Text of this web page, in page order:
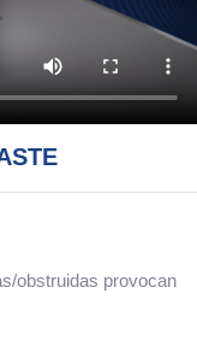
obstruidas provocan